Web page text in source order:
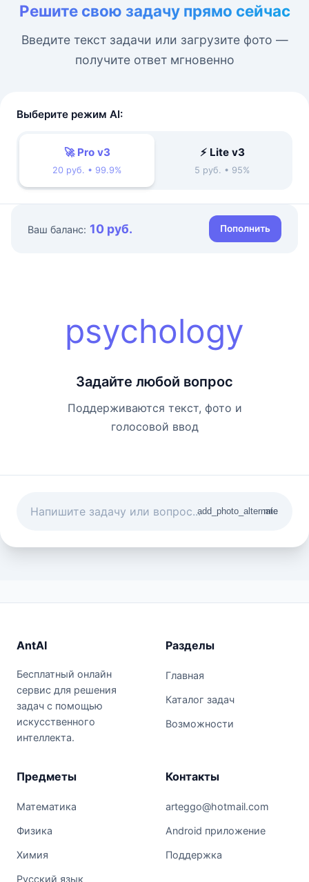
Решите свою задачу прямо сейчас
Введите текст задачи или загрузите фото —
получите ответ мгновенно
Выберите режим AI:
🚀 Pro v3
20 руб. • 99.9%
⚡ Lite v3
5 руб. • 95%
Ваш баланс: 10 руб. Пополнить
psychology
Задайте любой вопрос
Поддерживаются текст, фото и
голосовой ввод
add_photo_alternate
mic
AntAI
Бесплатный онлайн
сервис для решения
задач с помощью
искусственного
интеллекта.
Разделы
Главная
Каталог задач
Возможности
Предметы
Математика
Физика
Химия
Русский язык
Контакты
arteggo@hotmail.com
Android приложение
Поддержка